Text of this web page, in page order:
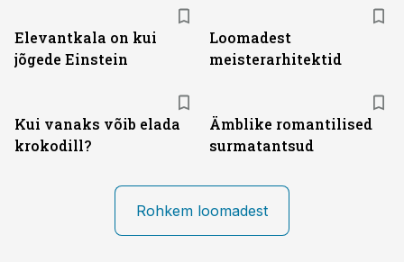
Elevantkala on kui
jõgede Einstein
Loomadest
meisterarhitektid
Kui vanaks võib elada
krokodill?
Ämblike romantilised
surmatantsud
Rohkem loomadest